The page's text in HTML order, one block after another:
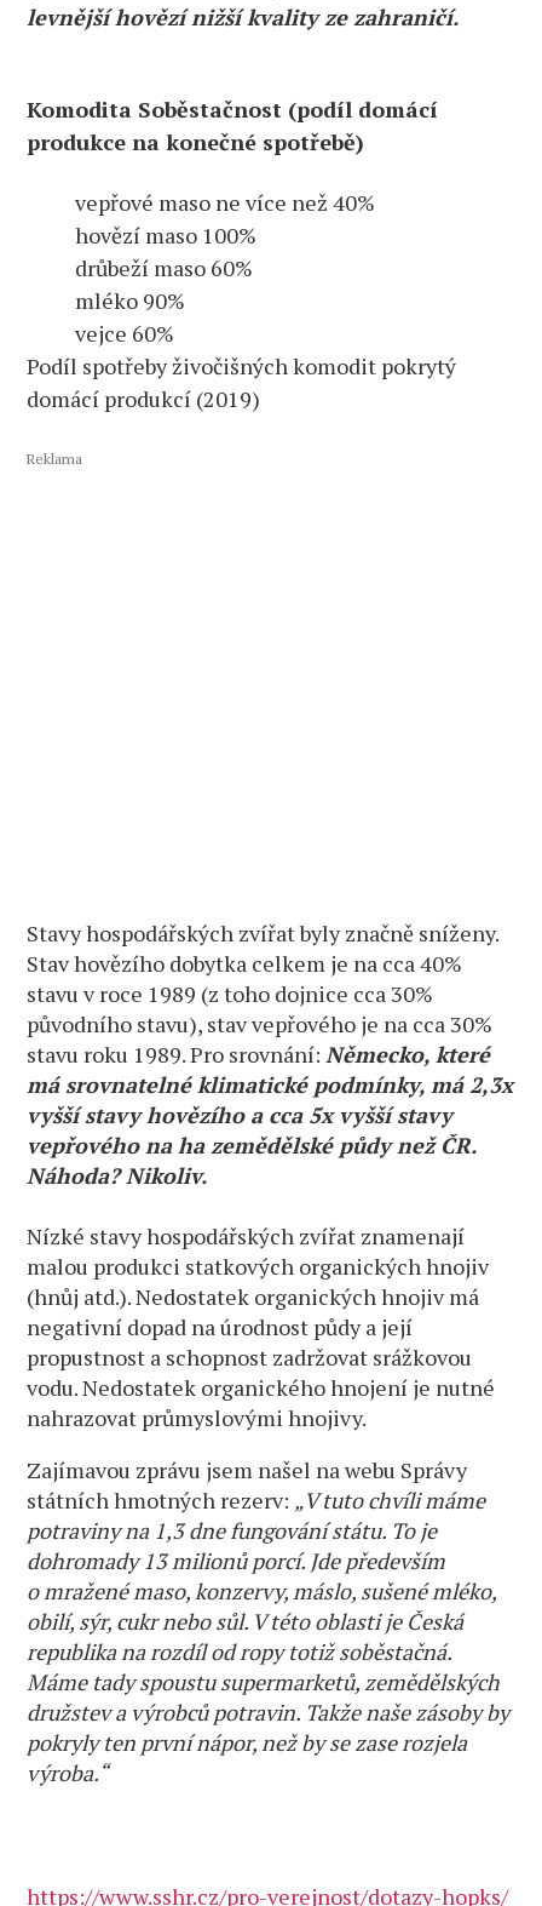
levnější hovězí nižší kvality ze zahraničí.
Komodita Soběstačnost (podíl domácí
produkce na konečné spotřebě)
vepřové maso ne více než 40%
hovězí maso 100%
drůbeží maso 60%
mléko 90%
vejce 60%
Podíl spotřeby živočišných komodit pokrytý
domácí produkcí (2019)
Reklama
Stavy hospodářských zvířat byly značně sníženy.
Stav hovězího dobytka celkem je na cca 40%
stavu v roce 1989 (z toho dojnice cca 30%
původního stavu), stav vepřového je na cca 30%
stavu roku 1989. Pro srovnání: Německo, které
má srovnatelné klimatické podmínky, má 2,3x
vyšší stavy hovězího a cca 5x vyšší stavy
vepřového na ha zemědělské půdy než ČR.
Náhoda? Nikoliv.
Nízké stavy hospodářských zvířat znamenají
malou produkci statkových organických hnojiv
(hnůj atd.). Nedostatek organických hnojiv má
negativní dopad na úrodnost půdy a její
propustnost a schopnost zadržovat srážkovou
vodu. Nedostatek organického hnojení je nutné
nahrazovat průmyslovými hnojivy.
Zajímavou zprávu jsem našel na webu Správy
státních hmotných rezerv: „V tuto chvíli máme
potraviny na 1,3 dne fungování státu. To je
dohromady 13 milionů porcí. Jde především
o mražené maso, konzervy, máslo, sušené mléko,
obilí, sýr, cukr nebo sůl. V této oblasti je Česká
republika na rozdíl od ropy totiž soběstačná.
Máme tady spoustu supermarketů, zemědělských
družstev a výrobců potravin. Takže naše zásoby by
pokryly ten první nápor, než by se zase rozjela
výroba.“
https://www.sshr.cz/pro-verejnost/dotazy-hopks/